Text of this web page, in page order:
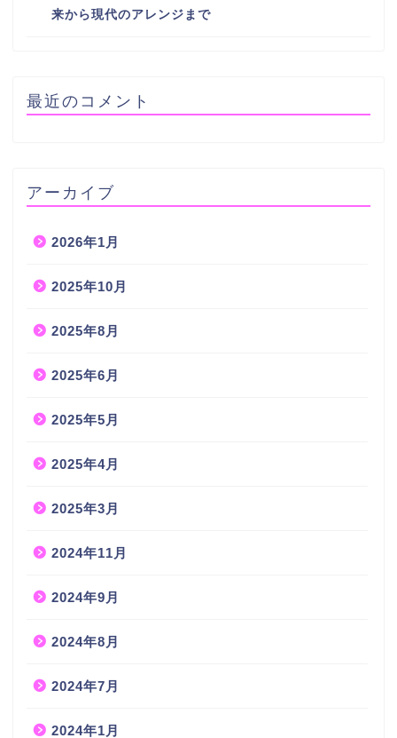
来から現代のアレンジまで
最近のコメント
アーカイブ
2026年1月
2025年10月
2025年8月
2025年6月
2025年5月
2025年4月
2025年3月
2024年11月
2024年9月
2024年8月
2024年7月
2024年1月